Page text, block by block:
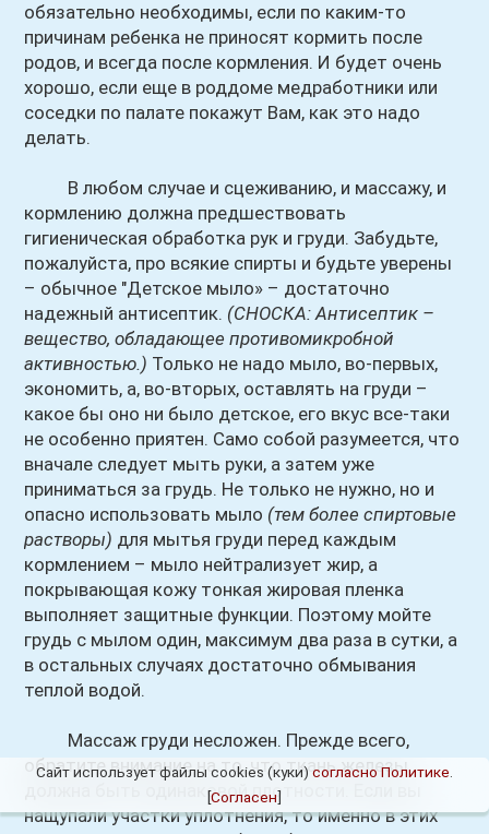
обязательно необходимы, если по каким-то
причинам ребенка не приносят кормить после
родов, и всегда после кормления. И будет очень
хорошо, если еще в роддоме медработники или
соседки по палате покажут Вам, как это надо
делать.
В любом случае и сцеживанию, и массажу, и
кормлению должна предшествовать
гигиеническая обработка рук и груди. Забудьте,
пожалуйста, про всякие спирты и будьте уверены
– обычное "Детское мыло» – достаточно
надежный антисептик. (СНОСКА: Антисептик –
вещество, обладающее противомикробной
активностью.) Только не надо мыло, во-первых,
экономить, а, во-вторых, оставлять на груди –
какое бы оно ни было детское, его вкус все-таки
не особенно приятен. Само собой разумеется, что
вначале следует мыть руки, а затем уже
приниматься за грудь. Не только не нужно, но и
опасно использовать мыло (тем более спиртовые
растворы) для мытья груди перед каждым
кормлением – мыло нейтрализует жир, а
покрывающая кожу тонкая жировая пленка
выполняет защитные функции. Поэтому мойте
грудь с мылом один, максимум два раза в сутки, а
в остальных случаях достаточно обмывания
теплой водой.
Массаж груди несложен. Прежде всего,
обратите внимание на то, что ткань железы
должна быть одинаковой плотности. Если вы
нащупали участки уплотнения, то именно в этих
Сайт использует файлы cookies (куки) согласно Политике
[Согласен]